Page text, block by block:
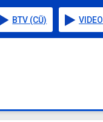
BTV (CŨ) VIDEO